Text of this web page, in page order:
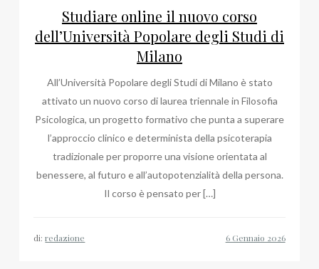
Studiare online il nuovo corso
dell’Università Popolare degli Studi di
Milano
All’Università Popolare degli Studi di Milano è stato
attivato un nuovo corso di laurea triennale in Filosofia
Psicologica, un progetto formativo che punta a superare
l’approccio clinico e determinista della psicoterapia
tradizionale per proporre una visione orientata al
benessere, al futuro e all’autopotenzialità della persona.
Il corso è pensato per […]
di:redazione